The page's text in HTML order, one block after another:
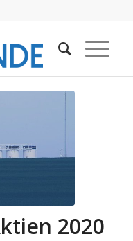
2020